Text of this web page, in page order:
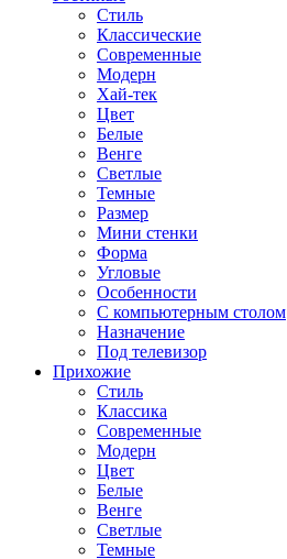
Стиль
Классические
Современные
Модерн
Хай-тек
Цвет
Белые
Венге
Светлые
Темные
Размер
Мини стенки
Форма
Угловые
Особенности
С компьютерным столом
Назначение
Под телевизор
Прихожие
Стиль
Классика
Современные
Модерн
Цвет
Белые
Венге
Светлые
Темные